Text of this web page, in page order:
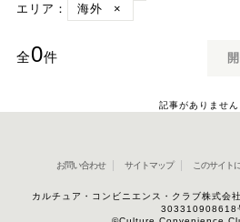
エリア：
海外 ×
全0件
記事がありません
お問い合わせ サイトマップ このサイト
カルチュア・コンビニエンス・クラブ株式
303310908618